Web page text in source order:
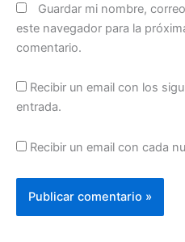
Guardar mi nombre,
este navegador para la
comentario.
Recibir un email con los
entrada.
Recibir un email con cada